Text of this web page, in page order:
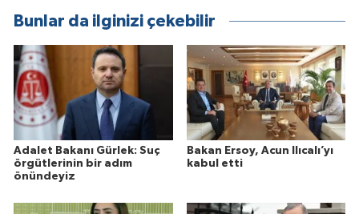
Bunlar da ilginizi çekebilir
Adalet Bakanı Gürlek: Suç
örgütlerinin bir adım
önündeyiz
Bakan Ersoy, Acun Ilıcalı’yı
kabul etti